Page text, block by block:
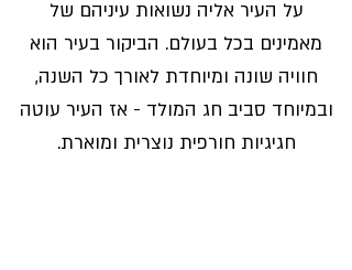
על העיר אליה נשואות עיניהם של
מאמינים בכל בעולם. הביקור בעיר הוא
חוויה שונה ומיוחדת לאורך כל השנה,
ובמיוחד סביב חג המולד - אז העיר עוטה
חגיגיות חורפית נוצרית ומוארת.